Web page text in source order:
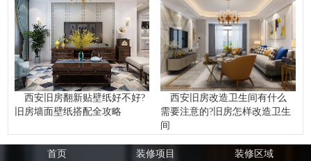
西安旧房翻新贴壁纸好不好?
旧房墙面壁纸搭配全攻略
西安旧房改造卫生间有什么
需要注意的?旧房怎样改造卫生
间
首页 装修项目 装修区域